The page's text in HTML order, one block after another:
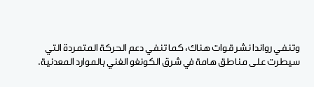
وتنفي رواندا نشر قوات هناك، كما تنفي دعم الحركة المتمردة التي
سيطرت على مناطق هامة في شرق الكونغو الغني بالموارد المعدنية.